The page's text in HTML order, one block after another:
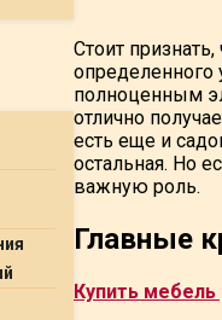
Стоит
определенного
полноценным
отлично
есть еще и
остальная. Но
важную роль.
Главные
Купить мебель